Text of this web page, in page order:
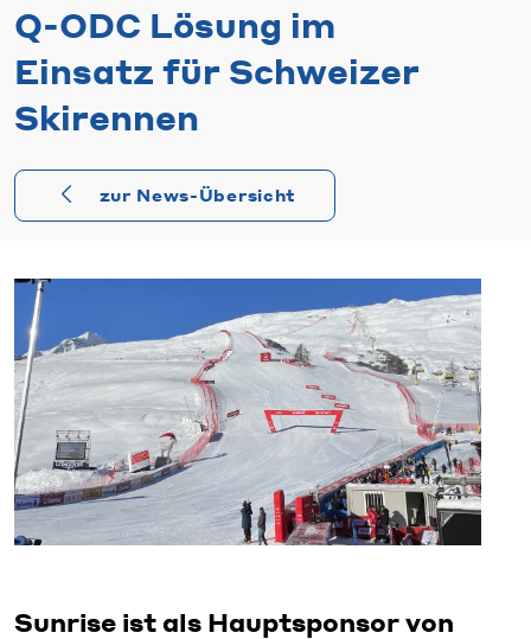
Q-ODC Lösung im
Einsatz für Schweizer
Skirennen
zur News-Übersicht
Sunrise ist als Hauptsponsor von